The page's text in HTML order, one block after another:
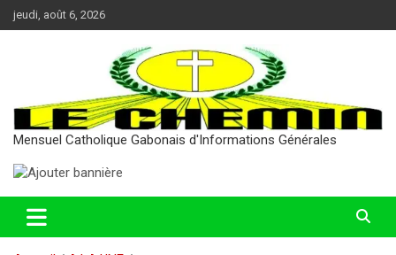
Aller
au
jeudi, août 6, 2026
Mensuel Catholique Gabonais d'Informations Générales